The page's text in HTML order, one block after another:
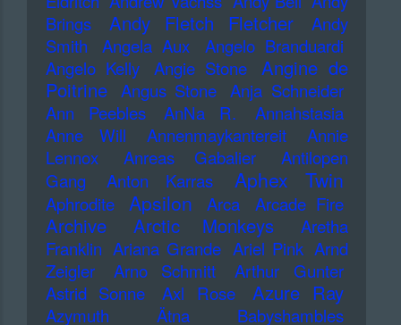
Brings
Andy Fletch Fletcher
Andy
Smith
Angela Aux
Angelo Branduardi
Angelo Kelly
Angie Stone
Angine de
Poitrine Angus Stone Anja Schneider
Ann Peebles
AnNa R.
Annahstasia
Anne Will
Annenmaykantereit
Annie
Lennox
Anreas Gabalier
Antilopen
Gang
Anton Karras Aphex Twin
Aphrodite Apsilon Arca Arcade Fire
Archive Arctic Monkeys
Aretha
Franklin Ariana Grande Ariel Pink Arnd
Zeigler
Arno Schmitt
Arthur Gunter
Astrid Sonne
Axl Rose Azure Ray
Azymuth Ätna
Babyshambles